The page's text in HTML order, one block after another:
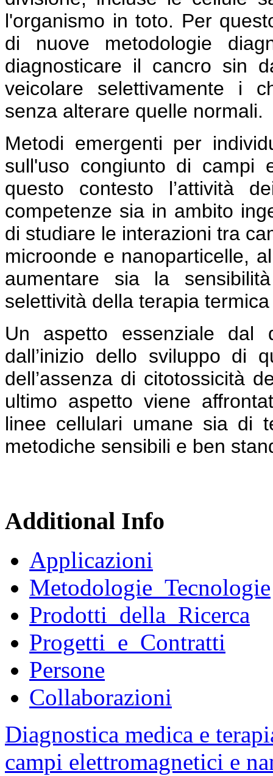
l'organismo in toto. Per
di nuove metodologie
diagnosticare il cancro sin
veicolare selettivamente i
senza alterare quelle normali.
Metodi emergenti per
sull'uso congiunto di campi
questo contesto l’attività
competenze sia in ambito
di studiare le interazioni tra
microonde e nanoparticelle,
aumentare sia la
selettività della terapia
Un aspetto essenziale
dall’inizio dello sviluppo di
dell’assenza di citotossicità
ultimo aspetto viene
linee cellulari umane sia di
metodiche sensibili e ben
Additional Info
Applicazioni
Metodologie_Tecnologie
Prodotti_della_Ricerca
Progetti_e_Contratti
Persone
Collaborazioni
Diagnostica medica e
campi elettromagnetici e